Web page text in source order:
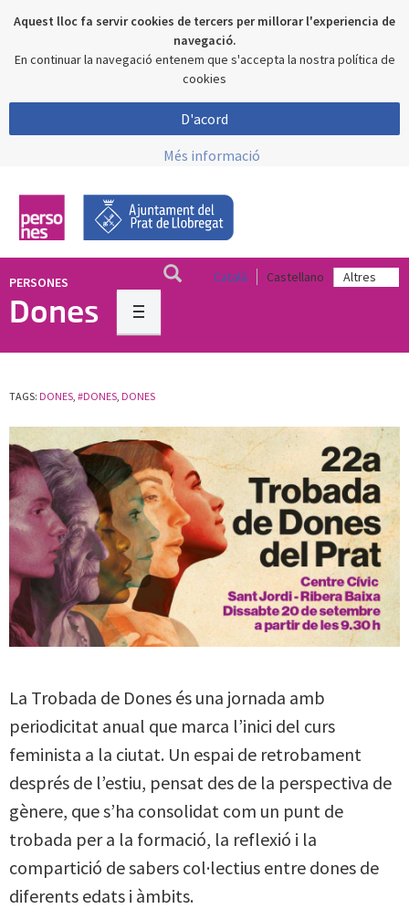
Aquest lloc fa servir cookies de tercers per millorar l'experiencia de
navegació.
En continuar la navegació entenem que s'accepta la nostra política de
cookies
D'acord
Més informació
Català Castellano
PERSONES
Dones
TAGS: DONES, #DONES, DONES
La Trobada de Dones és una jornada amb
periodicitat anual que marca l’inici del curs
feminista a la ciutat. Un espai de retrobament
després de l’estiu, pensat des de la perspectiva de
gènere, que s’ha consolidat com un punt de
trobada per a la formació, la reflexió i la
compartició de sabers col·lectius entre dones de
diferents edats i àmbits.